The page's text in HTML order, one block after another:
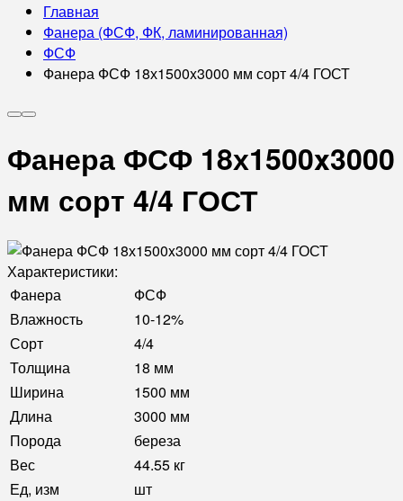
Главная
Фанера (ФСФ, ФК, ламинированная)
ФСФ
Фанера ФСФ 18х1500x3000 мм сорт 4/4 ГОСТ
Фанера ФСФ 18х1500x3000
мм сорт 4/4 ГОСТ
Характеристики:
Фанера
ФСФ
Влажность
10-12%
Сорт
4/4
Толщина
18 мм
Ширина
1500 мм
Длина
3000 мм
Порода
береза
Вес
44.55 кг
Ед, изм
шт